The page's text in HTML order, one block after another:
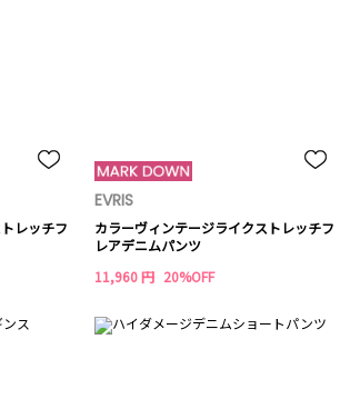
レッチフ
EVRIS
カラーヴィンテージライクストレッチフ
レアデニムパンツ
11,960 円 20%OFF